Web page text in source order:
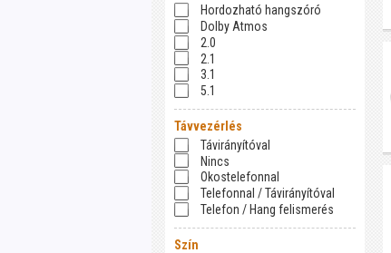
Hordozható hangszóró
Dolby Atmos
2.0
2.1
3.1
5.1
Távvezérlés
Távirányítóval
Nincs
Okostelefonnal
Telefonnal / Távirányítóval
Telefon / Hang felismerés
Szín